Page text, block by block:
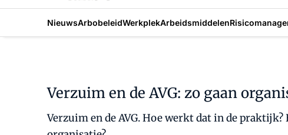
NieuwsArbobeleidWerkplekArbeidsmiddelen
Verzuim en de AVG: zo gaan
Verzuim en de AVG. Hoe werkt dat in de